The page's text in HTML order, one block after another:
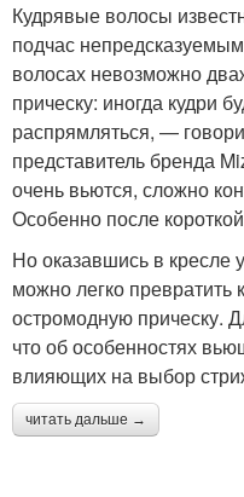
Кудрявые волосы
подчас
волосах невозможно
прическу: иногда кудри
распрямляться, —
представитель бренда
очень вьются, сложно
Особенно после
Но оказавшись в кресле
можно легко
остромодную прическу.
что об особенностях
влияющих на выбор
читать дальше →